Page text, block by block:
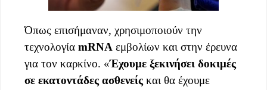
Όπως επισήμαναν, χρησιμοποιούν την
τεχνολογία mRNA εμβολίων και στην έρευνα
για τον καρκίνο. «Έχουμε ξεκινήσει δοκιμές
σε εκατοντάδες ασθενείς και θα έχουμε